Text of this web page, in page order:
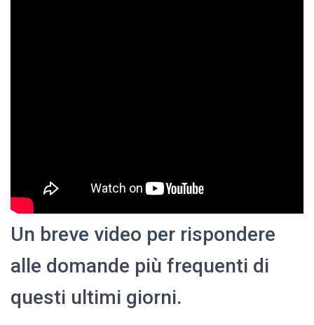
Un breve video per rispondere
alle domande più frequenti di
questi ultimi giorni.